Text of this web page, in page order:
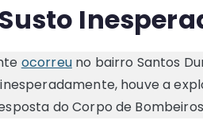
ocorreuno bairro Santos
houve a
do Corpo de